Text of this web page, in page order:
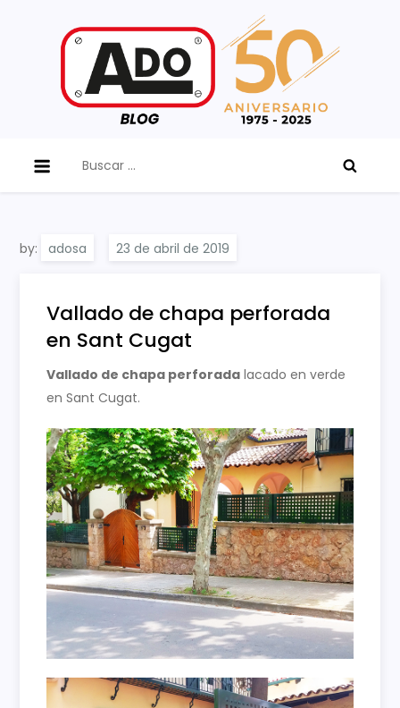
by: adosa
Vallado de chapa perforada
en Sant Cugat
Vallado de chapa perforada lacado en verde
en Sant Cugat.